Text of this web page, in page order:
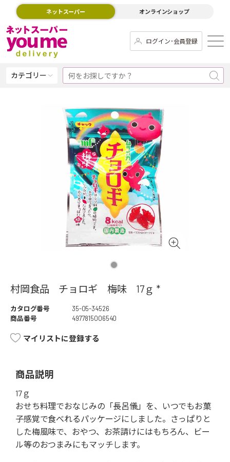
ネットスーパー オンラインショップ
ログイン･会員登録
カテゴリー
村岡食品 チョロギ 梅味 17ｇ *
カタログ番号
35-05-34526
商品番号
4977815006540
マイリストに登録する
商品説明
17ｇ
おせち料理でおなじみの「長呂儀」を、いつでもお菓
子感覚で食べれるパッケージにしました。さっぱりと
した梅風味で、おやつ、お茶請けにはもちろん、ビー
ル等のおつまみにもマッチします。